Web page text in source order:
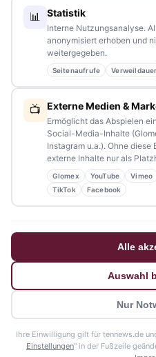
Redaktion:
NAVIGATION
Stellenanzeigen
Datenschutzerklärung
Barrierefreiheitserklärung
© 2026 tennews - Ein Projekt von
🍪
📊 Statistik
Interne Nutzungsanalyse.
anonymisiert erhoben und
weitergegeben.
Seitenaufrufe Verweildauer
📺 Externe Medien &
Ermöglicht das Abspielen
Social-Media-Inhalte
Instagram u.a.). Ohne diese
externe Inhalte nur als
Glomex YouTube Vimeo
TikTok
Facebook
Alle
Auswahl
Nur
Ihre Einwilligung gilt für tennews.de
Einstellungen" in der Fußzeile